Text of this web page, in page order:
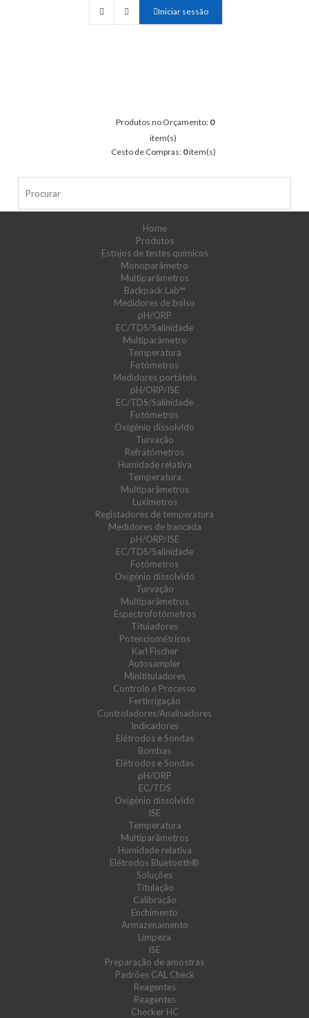
Iniciar sessão
Produtos no Orçamento: 0
item(s)
Cesto de Compras: 0item(s)
Home
Produtos
Estojos de testes químicos
Monoparâmetro
Multiparâmetros
Backpack Lab™
Medidores de bolso
pH/ORP
EC/TDS/Salinidade
Multiparâmetro
Temperatura
Fotómetros
Medidores portáteis
pH/ORP/ISE
EC/TDS/Salinidade
Fotómetros
Oxigénio dissolvido
Turvação
Refratómetros
Humidade relativa
Temperatura
Multiparâmetros
Luxímetros
Registadores de temperatura
Medidores de bancada
pH/ORP/ISE
EC/TDS/Salinidade
Fotómetros
Oxigénio dissolvido
Turvação
Multiparâmetros
Espectrofotómetros
Tituladores
Potenciométricos
Karl Fischer
Autosampler
Minitituladores
Controlo e Processo
Fertirrigação
Controladores/Analisadores
Indicadores
Elétrodos e Sondas
Bombas
Elétrodos e Sondas
pH/ORP
EC/TDS
Oxigénio dissolvido
ISE
Temperatura
Multiparâmetros
Humidade relativa
Elétrodos Bluetooth®
Soluções
Titulação
Calibração
Enchimento
Armazenamento
Limpeza
ISE
Preparação de amostras
Padrões CAL Check
Reagentes
Reagentes
Checker HC